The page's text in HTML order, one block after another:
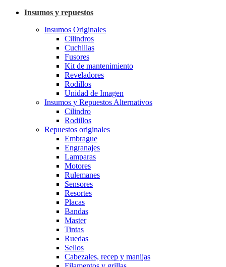
Insumos y repuestos
Insumos Originales
Cilindros
Cuchillas
Fusores
Kit de mantenimiento
Reveladores
Rodillos
Unidad de Imagen
Insumos y Repuestos Alternativos
Cilindro
Rodillos
Repuestos originales
Embrague
Engranajes
Lamparas
Motores
Rulemanes
Sensores
Resortes
Placas
Bandas
Master
Tintas
Ruedas
Sellos
Cabezales, recep y manijas